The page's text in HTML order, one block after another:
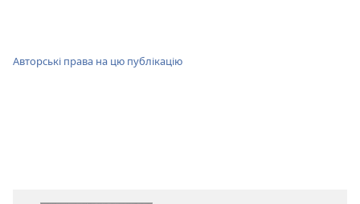
Авторські права на цю публікацію